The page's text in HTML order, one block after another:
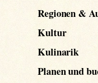
Regionen &
Kultur
Kulinarik
Planen und